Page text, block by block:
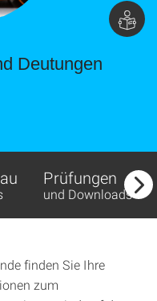
Deutungen
Prüfungen
und Downloads
finden Sie Ihre
zum